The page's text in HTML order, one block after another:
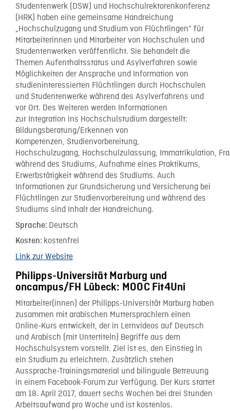
Studentenwerk (DSW) und Hochschulrektorenkonferenz
(HRK) haben eine gemeinsame Handreichung
„Hochschulzugang und Studium von Flüchtlingen“ für
Mitarbeiterinnen und Mitarbeiter von Hochschulen und
Studentenwerken veröffentlicht. Sie behandelt die
Themen Aufenthaltsstatus und Asylverfahren sowie
Möglichkeiten der Ansprache und Information von
studieninteressierten Flüchtlingen durch Hochschulen
und Studentenwerke während des Asylverfahrens und
vor Ort. Des Weiteren werden Informationen
zur Integration ins Hochschulstudium dargestellt:
Bildungsberatung/Erkennen von
Kompetenzen, Studienvorbereitung,
Hochschulzugang, Hochschulzulassung, Immatrikulation,
während des Studiums, Aufnahme eines Praktikums,
Erwerbstätigkeit während des Studiums. Auch
Informationen zur Grundsicherung und Versicherung bei
Flüchtlingen zur Studienvorbereitung und während des
Studiums sind Inhalt der Handreichung.
Sprache: Deutsch
Kosten: kostenfrei
Link zur Website
Philipps-Universität Marburg und
oncampus/FH Lübeck: MOOC Fit4Uni
Mitarbeiter(innen) der Philipps-Universität Marburg haben
zusammen mit arabischen Muttersprachlern einen
Online-Kurs entwickelt, der in Lernvideos auf Deutsch
und Arabisch (mit Untertiteln) Begriffe aus dem
Hochschulsystem vorstellt. Ziel ist es, den Einstieg in
ein Studium zu erleichtern. Zusätzlich stehen
Aussprache-Trainingsmaterial und bilinguale Betreuung
in einem Facebook-Forum zur Verfügung. Der Kurs startet
am 18. April 2017, dauert sechs Wochen bei drei Stunden
Arbeitsaufwand pro Woche und ist kostenlos.